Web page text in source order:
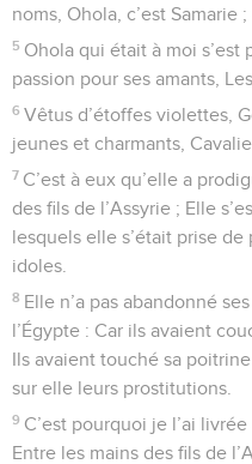
noms, Ohola, c’est Samarie
5 Ohola qui était à moi s’est
passion pour ses amants,
6 Vêtus d’étoffes violettes,
jeunes et charmants,
7 C’est à eux qu’elle a
des fils de l’Assyrie ; Elle
lesquels elle s’était prise
idoles.
8 Elle n’a pas abandonné
l’Égypte : Car ils avaient
Ils avaient touché sa
sur elle leurs prostitutions.
9 C’est pourquoi je l’ai
Entre les mains des fils de